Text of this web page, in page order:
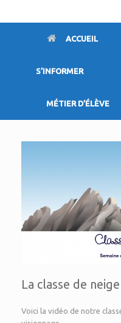
ACCUEIL
S’INFORMER
MÉTIER D’ÉLÈVE
La classe de neige
Voici la vidéo de notre